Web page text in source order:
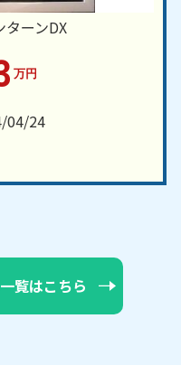
ーンDX
万円
04/24
覧はこちら